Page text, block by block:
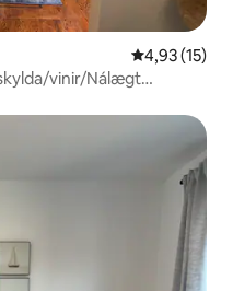
4,93 af 5 í
4,93 (15)
vinir/Nálægt